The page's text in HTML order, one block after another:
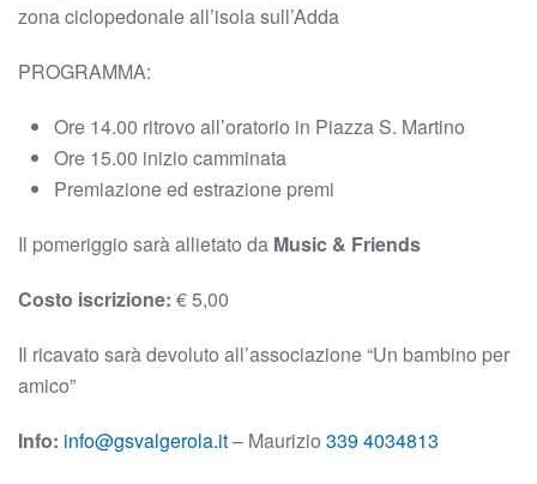
zona ciclopedonale all’isola sull’Adda
PROGRAMMA:
Ore 14.00 ritrovo all’oratorio in Piazza S. Martino
Ore 15.00 inizio camminata
Premiazione ed estrazione premi
Il pomeriggio sarà allietato da Music & Friends
Costo iscrizione: € 5,00
Il ricavato sarà devoluto all’associazione “Un bambino per
amico”
Info: info@gsvalgerola.it– Maurizio 339 4034813